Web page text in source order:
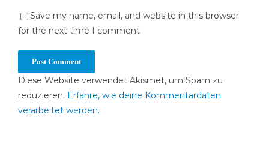
Save my name, email, and website in this browser
for the next time I comment.
Diese Website verwendet Akismet, um Spam zu
reduzieren. Erfahre, wie deine Kommentardaten
verarbeitet werden.